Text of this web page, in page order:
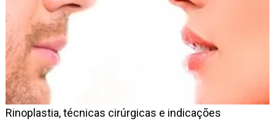
Rinoplastia, técnicas cirúrgicas e indicações